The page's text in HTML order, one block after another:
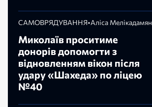
САМОВРЯДУВАННЯ•Аліса Мелікадамян
Миколаїв проситиме
донорів допомогти з
відновленням вікон після
удару «Шахеда» по ліцею
№40